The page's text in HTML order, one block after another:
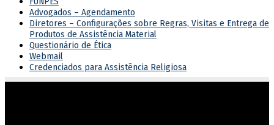
Advogados – Agendamento
Diretores – Configurações sobre Regras, Visitas e Entrega de
Produtos de Assistência Material
Questionário de Ética
Webmail
Credenciados para Assistência Religiosa